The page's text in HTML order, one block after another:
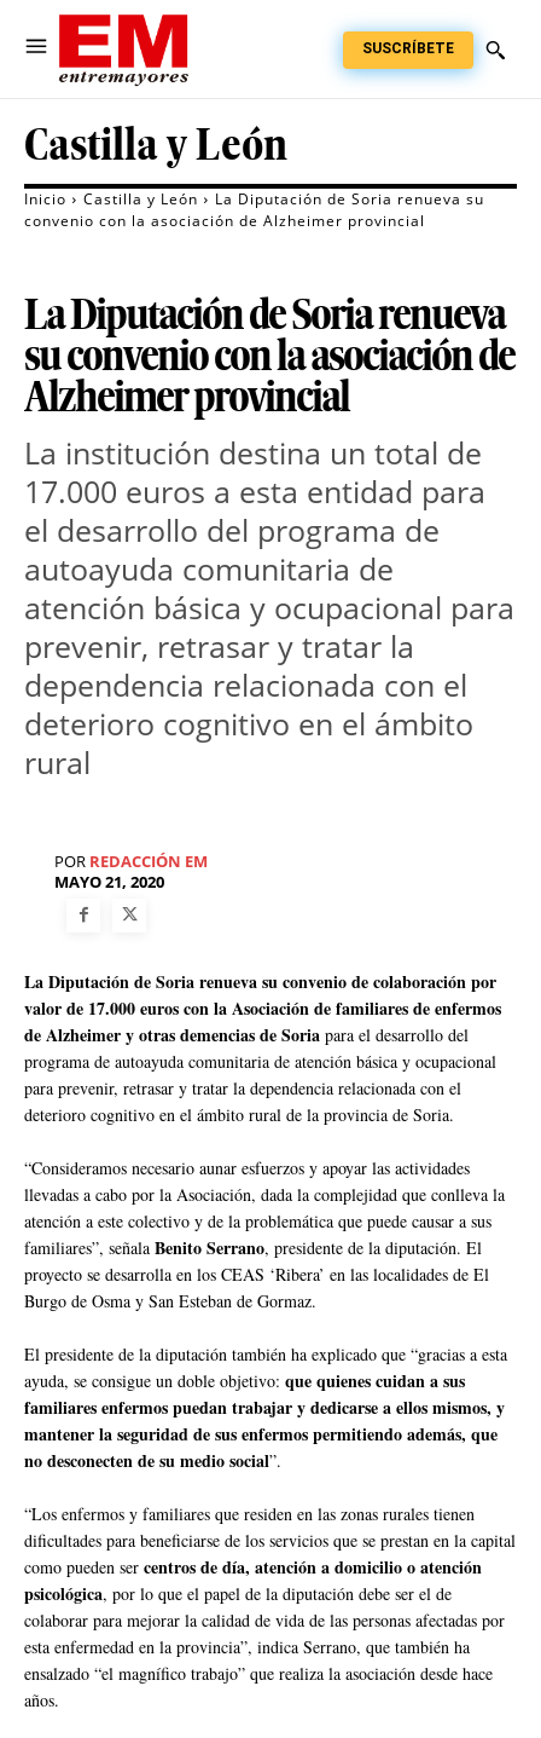
SUSCRÍBETE
Castilla y León
Inicio Castilla y León
La Diputación de Soria renueva su
convenio con la asociación de Alzheimer provincial
La Diputación de Soria renueva
su convenio con la asociación de
Alzheimer provincial
La institución destina un total de
17.000 euros a esta entidad para
el desarrollo del programa de
autoayuda comunitaria de
atención básica y ocupacional para
prevenir, retrasar y tratar la
dependencia relacionada con el
deterioro cognitivo en el ámbito
rural
POR REDACCIÓN EM
MAYO 21, 2020
La Diputación de Soria renueva su convenio de colaboración por
valor de 17.000 euros con la Asociación de familiares de enfermos
de Alzheimer y otras demencias de Soria para el desarrollo del
programa de autoayuda comunitaria de atención básica y ocupacional
para prevenir, retrasar y tratar la dependencia relacionada con el
deterioro cognitivo en el ámbito rural de la provincia de Soria.
“Consideramos necesario aunar esfuerzos y apoyar las actividades
llevadas a cabo por la Asociación, dada la complejidad que conlleva la
atención a este colectivo y de la problemática que puede causar a sus
familiares”, señala Benito Serrano, presidente de la diputación. El
proyecto se desarrolla en los CEAS ‘Ribera’ en las localidades de El
Burgo de Osma y San Esteban de Gormaz.
El presidente de la diputación también ha explicado que “gracias a esta
ayuda, se consigue un doble objetivo: que quienes cuidan a sus
familiares enfermos puedan trabajar y dedicarse a ellos mismos, y
mantener la seguridad de sus enfermos permitiendo además, que
no desconecten de su medio social”.
“Los enfermos y familiares que residen en las zonas rurales tienen
dificultades para beneficiarse de los servicios que se prestan en la capital
como pueden ser centros de día, atención a domicilio o atención
psicológica, por lo que el papel de la diputación debe ser el de
colaborar para mejorar la calidad de vida de las personas afectadas por
esta enfermedad en la provincia”, indica Serrano, que también ha
ensalzado “el magnífico trabajo” que realiza la asociación desde hace
años.